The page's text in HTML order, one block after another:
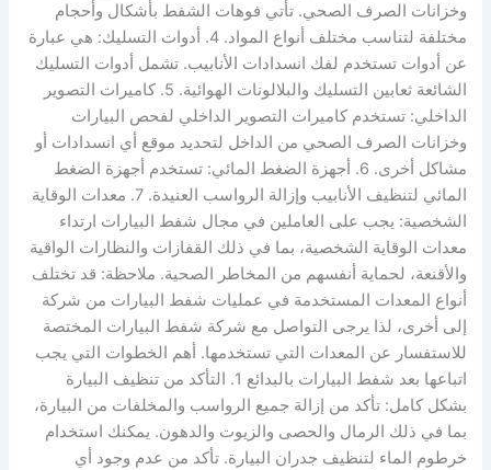
وخزانات الصرف الصحي. تأتي فوهات الشفط بأشكال وأحجام
مختلفة لتناسب مختلف أنواع المواد. 4. أدوات التسليك: هي عبارة
عن أدوات تستخدم لفك انسدادات الأنابيب. تشمل أدوات التسليك
الشائعة ثعابين التسليك والبلالونات الهوائية. 5. كاميرات التصوير
الداخلي: تستخدم كاميرات التصوير الداخلي لفحص البيارات
وخزانات الصرف الصحي من الداخل لتحديد موقع أي انسدادات أو
مشاكل أخرى. 6. أجهزة الضغط المائي: تستخدم أجهزة الضغط
المائي لتنظيف الأنابيب وإزالة الرواسب العنيدة. 7. معدات الوقاية
الشخصية: يجب على العاملين في مجال شفط البيارات ارتداء
معدات الوقاية الشخصية، بما في ذلك القفازات والنظارات الواقية
والأقنعة، لحماية أنفسهم من المخاطر الصحية. ملاحظة: قد تختلف
أنواع المعدات المستخدمة في عمليات شفط البيارات من شركة
إلى أخرى، لذا يرجى التواصل مع شركة شفط البيارات المختصة
للاستفسار عن المعدات التي تستخدمها. أهم الخطوات التي يجب
اتباعها بعد شفط البيارات بالبدائع 1. التأكد من تنظيف البيارة
بشكل كامل: تأكد من إزالة جميع الرواسب والمخلفات من البيارة،
بما في ذلك الرمال والحصى والزيوت والدهون. يمكنك استخدام
خرطوم الماء لتنظيف جدران البيارة. تأكد من عدم وجود أي